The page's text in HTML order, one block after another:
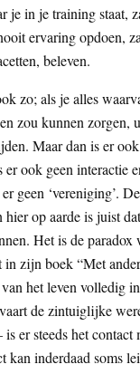
je in je training staat,
ervaring opdoen,
beleven.
zo; als je alles
zou kunnen zorgen,
Maar dan is er
er ook geen interactie
geen ‘vereniging’.
hier op aarde is juist
Het is de paradox
in zijn boek “Met
het leven volledig
de zintuiglijke
er steeds het contact
kan inderdaad soms